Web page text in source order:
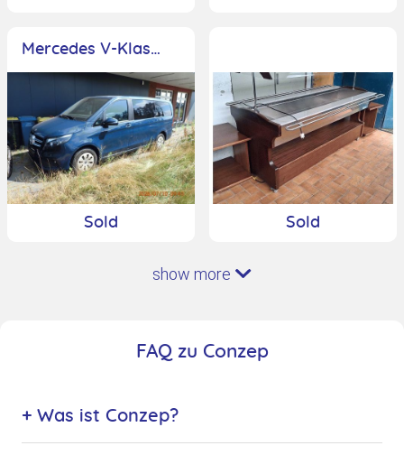
Mercedes V-Klasse
Sold Sold
show more
FAQ zu Conzep
+ Was ist Conzep?